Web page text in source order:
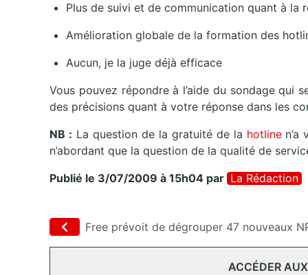
Plus de suivi et de communication quant à la
Amélioration globale de la formation des
Aucun, je la juge déjà efficace
Vous pouvez répondre à l’aide du sondage qui
des précisions quant à votre réponse dans les
NB : La question de la gratuité de la hotline
n’abordant que la question de la qualité de
Publié le 3/07/2009 à 15h04 par La Rédaction
Free prévoit de dégrouper 47 nouveaux
ACCÉDER